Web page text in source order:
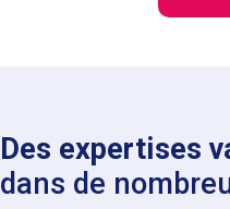
Des expertises
dans de